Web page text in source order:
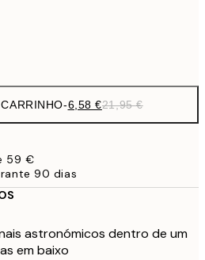
-6,58 €21,95 €
59 €
90 dias
astronómicos dentro de um
em baixo